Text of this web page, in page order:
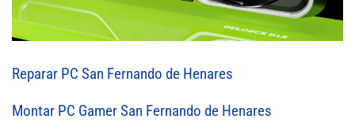
Reparar PC San Fernando de Henares
Montar PC Gamer San Fernando de Henares